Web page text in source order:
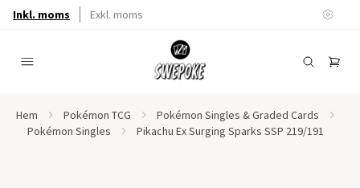
Inkl. moms Exkl. moms
Hem Pokémon TCG
Pokémon Singles & Graded Cards
Pokémon Singles
Pikachu Ex Surging Sparks SSP 219/191